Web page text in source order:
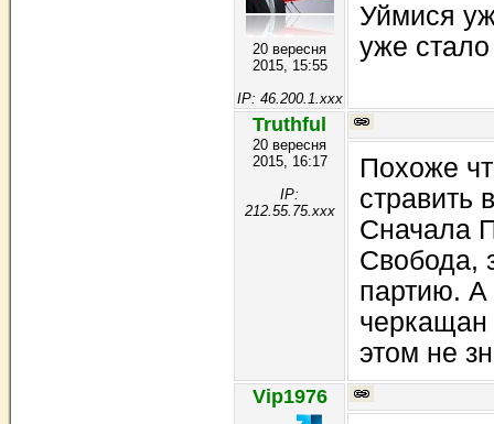
20 вересня
2015, 15:55
IP: 46.200.1.xxx
Уймися
уже стало
Truthful
20 вересня
2015, 16:17
IP:
212.55.75.xxx
Похоже
стравить
Сначала
Свобода,
партию. А
черкащан
этом не
Vip1976